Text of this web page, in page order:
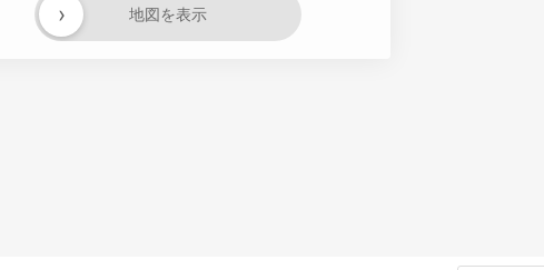
地図を表示
›